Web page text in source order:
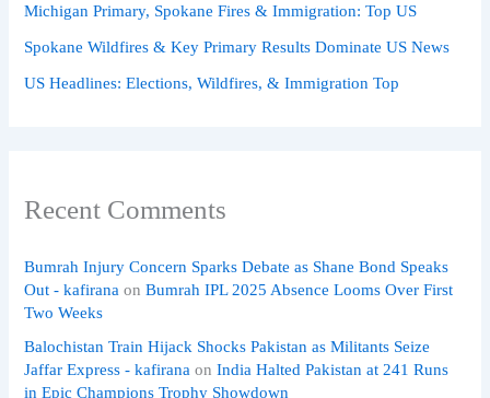
Michigan Primary, Spokane Fires & Immigration: Top US
Spokane Wildfires & Key Primary Results Dominate US News
US Headlines: Elections, Wildfires, & Immigration Top
Recent Comments
Bumrah Injury Concern Sparks Debate as Shane Bond Speaks
Out - kafirana onBumrah IPL 2025 Absence Looms Over First
Two Weeks
Balochistan Train Hijack Shocks Pakistan as Militants Seize
Jaffar Express - kafirana onIndia Halted Pakistan at 241 Runs
in Epic Champions Trophy Showdown